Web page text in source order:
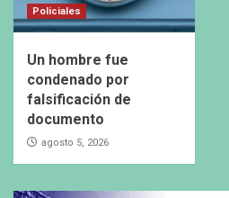
Policiales
Un hombre fue
condenado por
falsificación de
documento
agosto 5, 2026